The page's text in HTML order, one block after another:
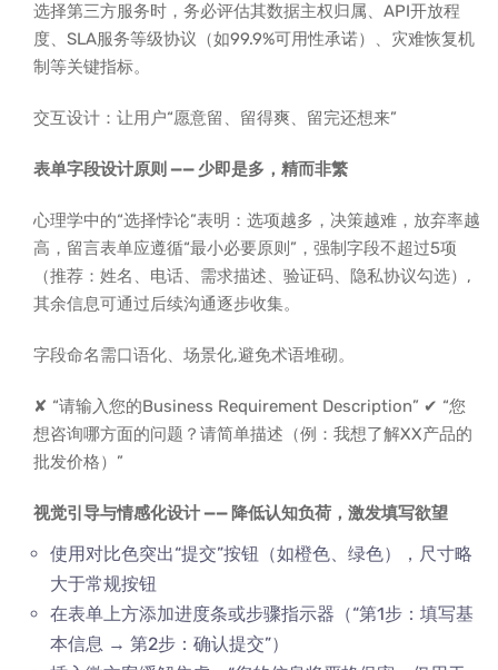
选择第三方服务时，务必评估其数据主权归属、API开放程
度、SLA服务等级协议（如99.9%可用性承诺）、灾难恢复机
制等关键指标。
交互设计：让用户“愿意留、留得爽、留完还想来”
表单字段设计原则 —— 少即是多，精而非繁
心理学中的“选择悖论”表明：选项越多，决策越难，放弃率越
高，留言表单应遵循“最小必要原则”，强制字段不超过5项
（推荐：姓名、电话、需求描述、验证码、隐私协议勾选）,
其余信息可通过后续沟通逐步收集。
字段命名需口语化、场景化,避免术语堆砌。
✘ “请输入您的Business Requirement Description” ✔ “您
想咨询哪方面的问题？请简单描述（例：我想了解XX产品的
批发价格）”
视觉引导与情感化设计 —— 降低认知负荷，激发填写欲望
使用对比色突出“提交”按钮（如橙色、绿色），尺寸略
大于常规按钮
在表单上方添加进度条或步骤指示器（“第1步：填写基
本信息 → 第2步：确认提交”）